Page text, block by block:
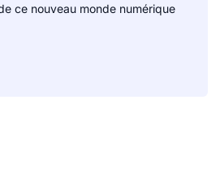
ce nouveau monde numérique